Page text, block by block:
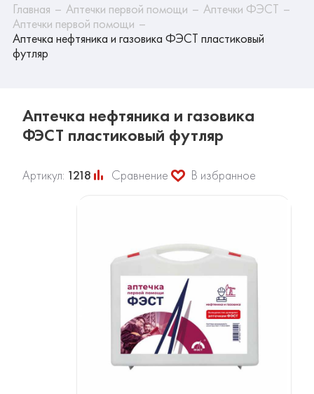
Главная Аптечки первой помощи
Аптечки ФЭСТ
Аптечки первой помощи
Аптечка нефтяника и газовика ФЭСТ пластиковый
футляр
Аптечка нефтяника и газовика
ФЭСТ пластиковый футляр
Артикул: 1218 Сравнение В избранное